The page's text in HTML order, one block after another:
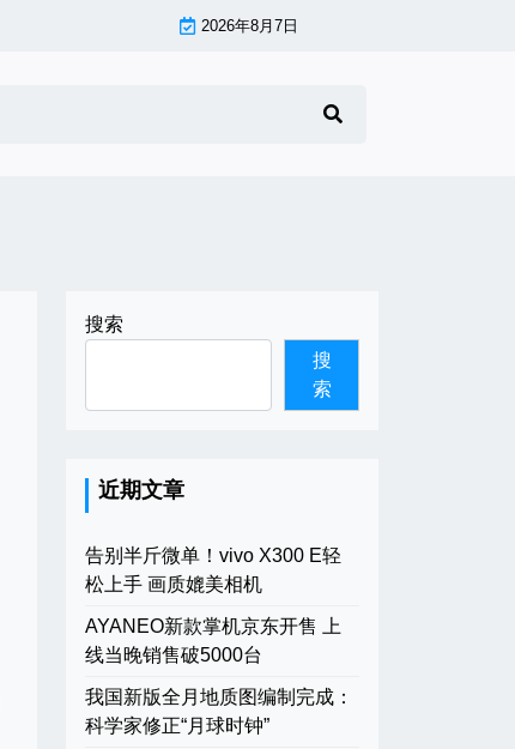
2026年8月7日
搜索
搜
索
近期文章
告别半斤微单！vivo X300 E轻
松上手 画质媲美相机
AYANEO新款掌机京东开售 上
线当晚销售破5000台
我国新版全月地质图编制完成：
科学家修正“月球时钟”